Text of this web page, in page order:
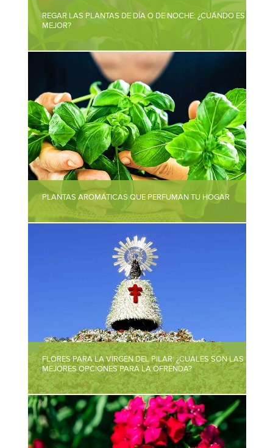
REGAR LAS PLANTAS DE DÍA O DE NOCHE: ¿CUÁNDO ES
MEJOR?
PLANTAS AROMÁTICAS QUE PERFUMAN TU HOGAR
FLORES PARA LA VIRGEN DEL PILAR: ¿CUÁLES SON LAS
MEJORES OPCIONES PARA LA OFRENDA?